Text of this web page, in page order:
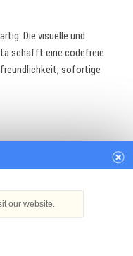
Die visuelle und
schafft eine codefreie
sofortige